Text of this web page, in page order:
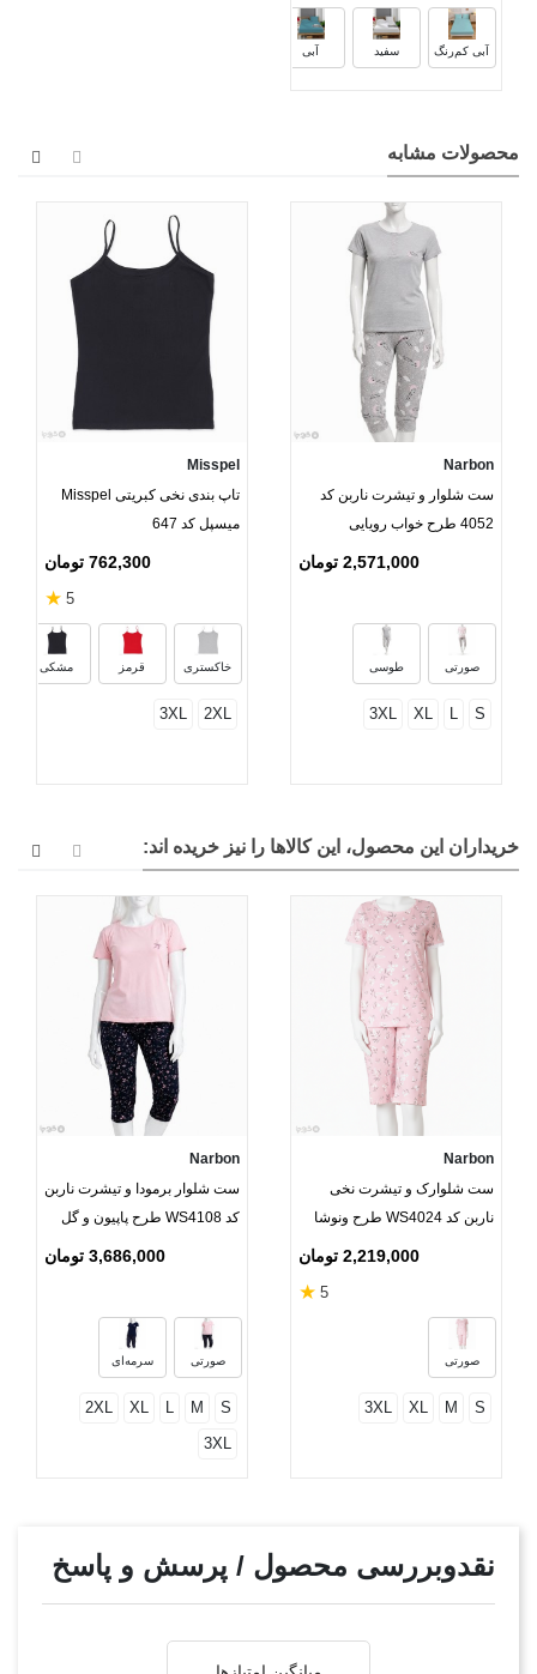
آبی کم‌رنگ سفید آبی
محصولات مشابه
Narbon
ست شلوار و تیشرت ناربن کد
4052 طرح خواب رویایی
2,571,000 تومان
صورتی طوسی
S
L
XL
3XL
Misspel
تاپ بندی نخی کبریتی Misspel
میسپل کد 647
762,300 تومان
5
★
خاکستری قرمز مشکی
2XL
3XL
خریداران این محصول، این کالاها را نیز خریده اند:
Narbon
ست شلوارک و تیشرت نخی
ناربن کد WS4024 طرح ونوشا
2,219,000 تومان
5
★
صورتی
S
M
XL
3XL
Narbon
ست شلوار برمودا و تیشرت ناربن
کد WS4108 طرح پاپیون و گل
3,686,000 تومان
صورتی سرمه‌ای
S
M
L
XL
2XL
3XL
نقدوبررسی محصول / پرسش و پاسخ